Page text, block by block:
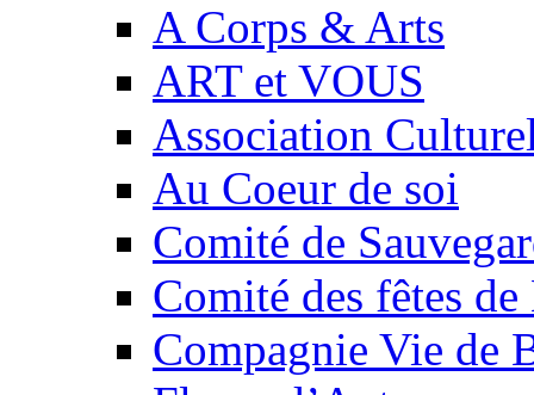
A Corps & Arts
ART et VOUS
Association
Au Coeur de soi
Comité de
Comité des fêtes
Compagnie Vie de